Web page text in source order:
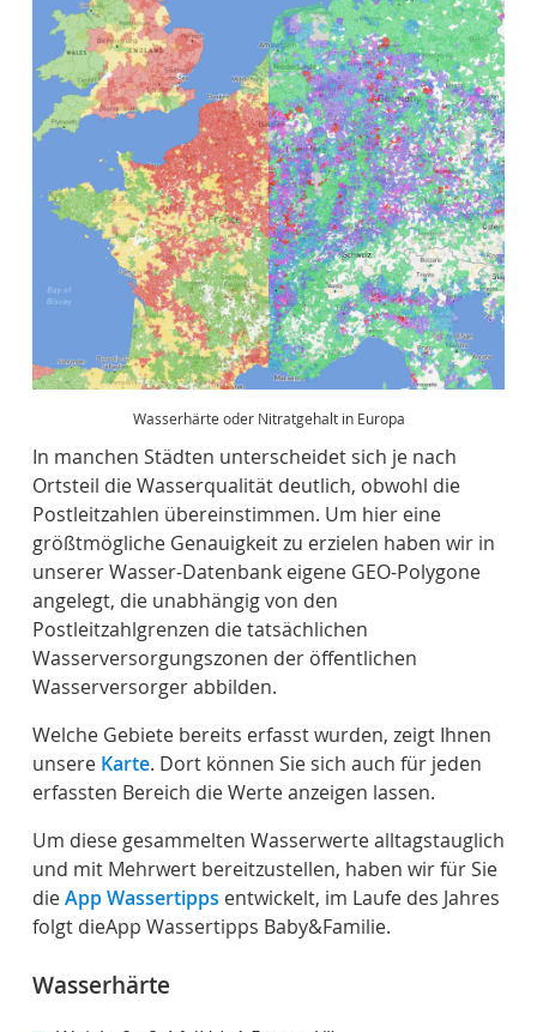
Wasserhärte oder Nitratgehalt in Europa
In manchen Städten unterscheidet sich je nach
Ortsteil die Wasserqualität deutlich, obwohl die
Postleitzahlen übereinstimmen. Um hier eine
größtmögliche Genauigkeit zu erzielen haben wir in
unserer Wasser-Datenbank eigene GEO-Polygone
angelegt, die unabhängig von den
Postleitzahlgrenzen die tatsächlichen
Wasserversorgungszonen der öffentlichen
Wasserversorger abbilden.
Welche Gebiete bereits erfasst wurden, zeigt Ihnen
unsere Karte. Dort können Sie sich auch für jeden
erfassten Bereich die Werte anzeigen lassen.
Um diese gesammelten Wasserwerte alltagstauglich
und mit Mehrwert bereitzustellen, haben wir für Sie
dieApp Wassertipps entwickelt, im Laufe des Jahres
folgt dieApp Wassertipps Baby&Familie.
Wasserhärte